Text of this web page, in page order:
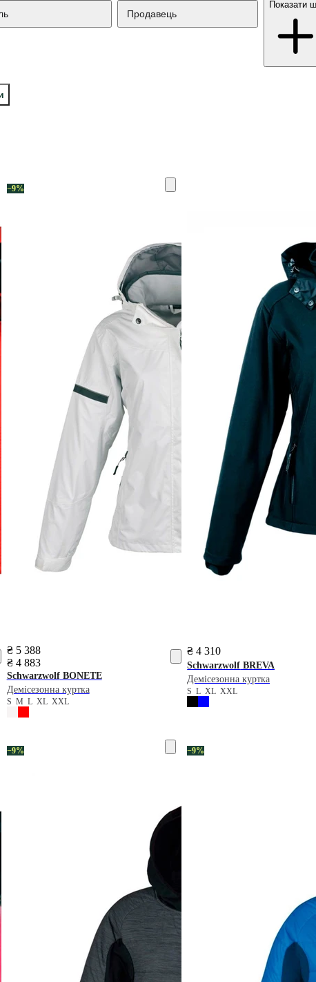
Продавець
Показати
−9%
₴ 5 388
₴ 4 883
SchwarzwolfBONETE
Демісезонна куртка
S M L XL XXL
₴ 4 310
Schwarzwolf BREVA
Демісезонна куртка
SLXLXXL
−9% −9%